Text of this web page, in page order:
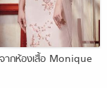
ากห้องเสื้อ Monique